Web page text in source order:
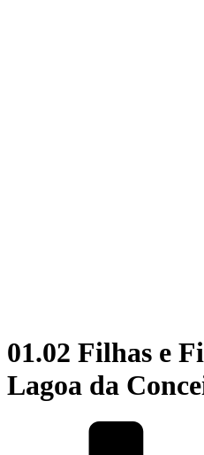
01.02 Filhas e
Lagoa da